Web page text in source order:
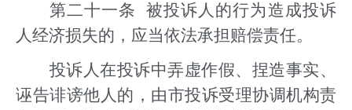
第二十一条 被投诉人的行为造成投诉
人经济损失的，应当依法承担赔偿责任。
投诉人在投诉中弄虚作假、捏造事实、
诬告诽谤他人的，由市投诉受理协调机构责